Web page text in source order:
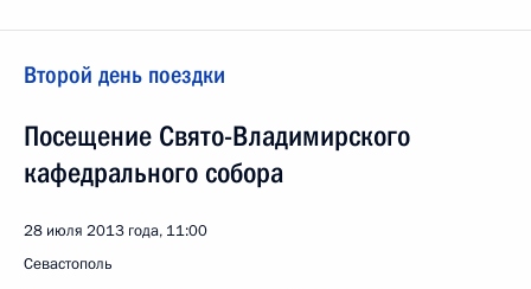
Второй день поездки
Посещение Свято-Владимирского
кафедрального собора
28 июля 2013 года, 11:00
Севастополь